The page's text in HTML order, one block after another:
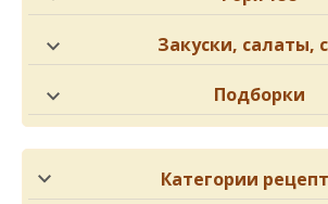
Закуски, салаты,
Подборки
Категории